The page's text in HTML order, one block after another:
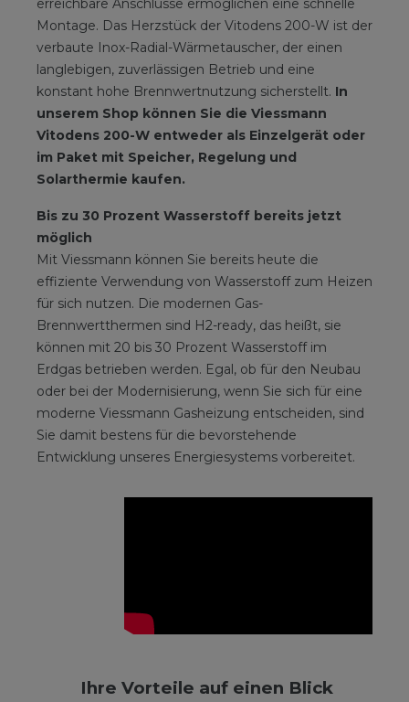
erreichbare Anschlüsse ermöglichen eine schnelle
Montage. Das Herzstück der Vitodens 200-W ist der
verbaute Inox-Radial-Wärmetauscher, der einen
langlebigen, zuverlässigen Betrieb und eine
konstant hohe Brennwertnutzung sicherstellt. In
unserem Shop können Sie die Viessmann
Vitodens 200-W entweder als Einzelgerät oder
im Paket mit Speicher, Regelung und
Solarthermie kaufen.
Bis zu 30 Prozent Wasserstoff bereits jetzt
möglich
Mit Viessmann können Sie bereits heute die
effiziente Verwendung von Wasserstoff zum Heizen
für sich nutzen. Die modernen Gas-
Brennwertthermen sind H2-ready, das heißt, sie
können mit 20 bis 30 Prozent Wasserstoff im
Erdgas betrieben werden. Egal, ob für den Neubau
oder bei der Modernisierung, wenn Sie sich für eine
moderne Viessmann Gasheizung entscheiden, sind
Sie damit bestens für die bevorstehende
Entwicklung unseres Energiesystems vorbereitet.
Ihre Vorteile auf einen Blick